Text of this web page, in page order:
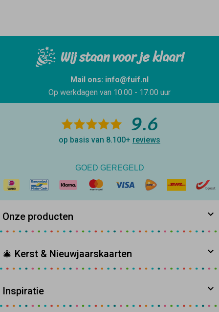
Wij staan voor je klaar!
Mail ons: info@fuif.nl
Op werkdagen van 10.00 - 17.00 uur
9.6
op basis van 8.100+ reviews
GOED GEREGELD
Onze producten
🎄 Kerst & Nieuwjaarskaarten
Inspiratie